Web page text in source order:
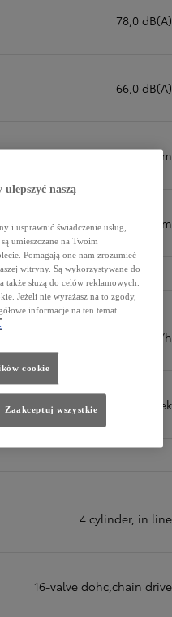
78,0 dB(A)
66,0 dB(A)
4,8 l/100 km
109 g/km
180 km/h
7,2 sek
4 cylinder, in line
16-valve dohc,chain drive
naszą
i usprawnić świadczenie usług,
umieszczane na Twoim
Pomagają one nam zrozumieć
witryny. Są wykorzystywane do
także służą do celów reklamowych.
Jeżeli nie wyrażasz na to zgody,
informacje na ten temat
cookie
Zaakceptuj wszystkie